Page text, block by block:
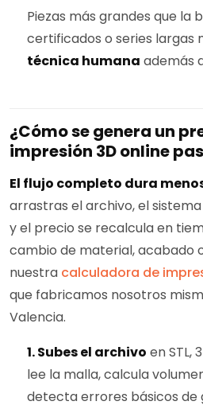
Piezas más grandes que la
certificados o series largas
técnica humana además
¿Cómo se genera un
impresión 3D online
El flujo completo dura
arrastras el archivo, el
y el precio se recalcula en
cambio de material, acabado
nuestra calculadora de
que fabricamos nosotros
Valencia.
1. Subes el archivo en STL,
lee la malla, calcula
detecta errores básicos de